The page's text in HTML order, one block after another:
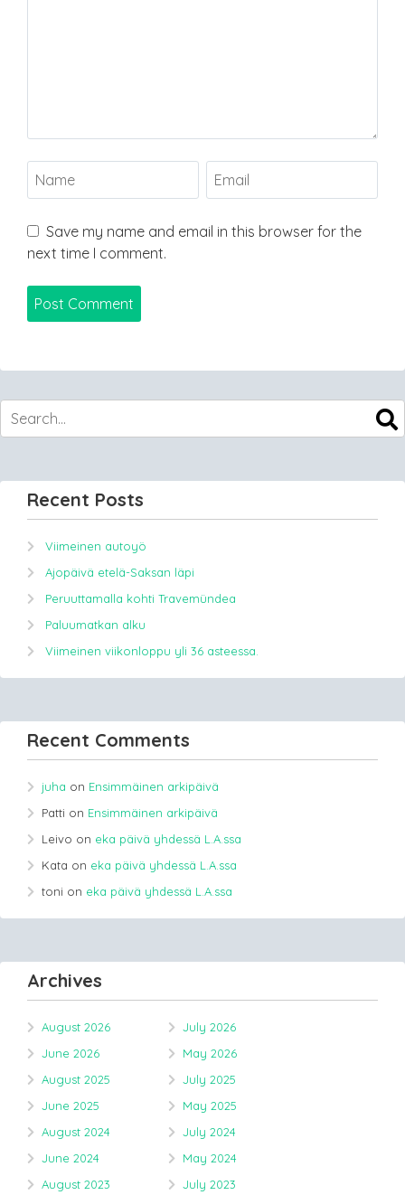
Save my name and email in this browser for the
next time I comment.
Recent Posts
Viimeinen autoyö
Ajopäivä etelä-Saksan läpi
Peruuttamalla kohti Travemündea
Paluumatkan alku
Viimeinen viikonloppu yli 36 asteessa.
Recent Comments
juha on Ensimmäinen arkipäivä
Patti on Ensimmäinen arkipäivä
Leivo on eka päivä yhdessä L.A.ssa
Kata on eka päivä yhdessä L.A.ssa
toni on eka päivä yhdessä L.A.ssa
Archives
August 2026
July 2026
June 2026
May 2026
August 2025
July 2025
June 2025
May 2025
August 2024
July 2024
June 2024
May 2024
August 2023
July 2023